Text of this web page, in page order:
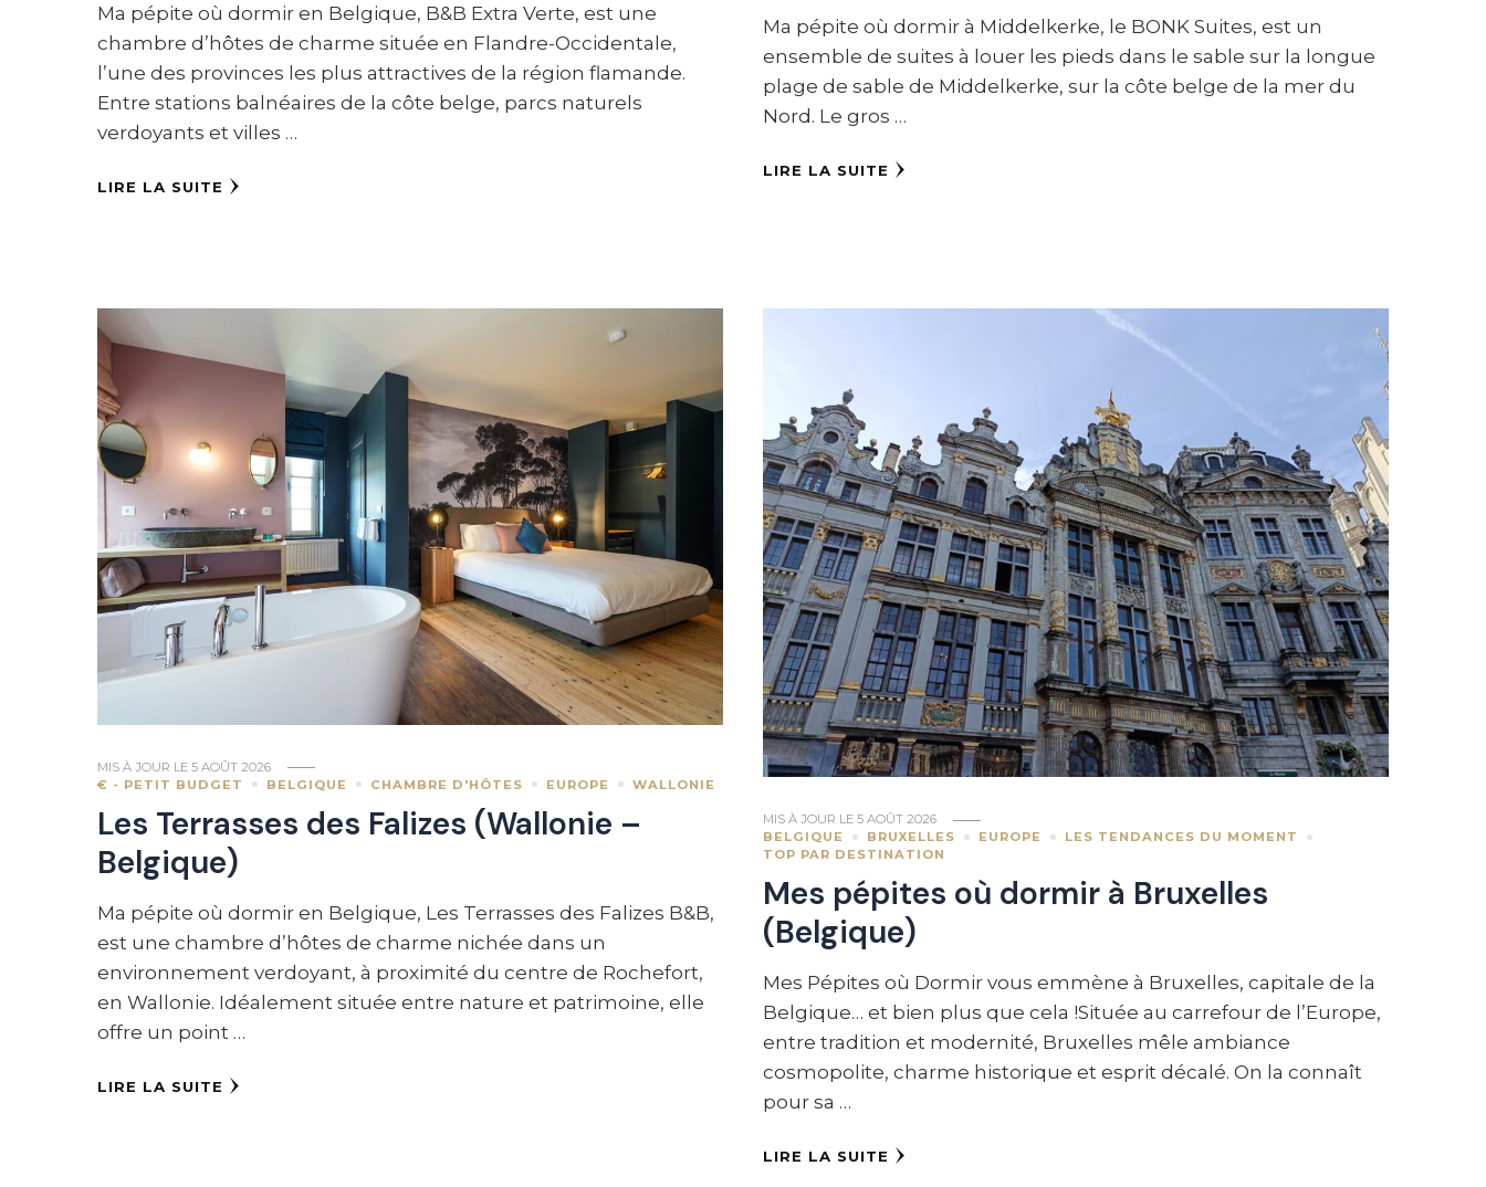
Ma pépite où dormir en Belgique, B&B Extra Verte, est une
chambre d’hôtes de charme située en Flandre-Occidentale,
l’une des provinces les plus attractives de la région flamande.
Entre stations balnéaires de la côte belge, parcs naturels
verdoyants et villes …
LIRE LA SUITE
Ma pépite où dormir à Middelkerke, le BONK Suites, est un
ensemble de suites à louer les pieds dans le sable sur la longue
plage de sable de Middelkerke, sur la côte belge de la mer du
Nord. Le gros …
LIRE LA SUITE
MIS À JOUR LE 5 AOÛT 2026
€ - PETIT BUDGET
BELGIQUE CHAMBRE D'HÔTES EUROPE WALLONIE
Les Terrasses des Falizes (Wallonie –
Belgique)
Ma pépite où dormir en Belgique, Les Terrasses des Falizes B&B,
est une chambre d’hôtes de charme nichée dans un
environnement verdoyant, à proximité du centre de Rochefort,
en Wallonie. Idéalement située entre nature et patrimoine, elle
offre un point …
LIRE LA SUITE
MIS À JOUR LE5 AOÛT 2026
BELGIQUE
BRUXELLES EUROPE
LES TENDANCES DU MOMENT
TOP PAR DESTINATION
Mes pépites où dormir à Bruxelles
(Belgique)
Mes Pépites où Dormir vous emmène à Bruxelles, capitale de la
Belgique… et bien plus que cela !Située au carrefour de l’Europe,
entre tradition et modernité, Bruxelles mêle ambiance
cosmopolite, charme historique et esprit décalé. On la connaît
pour sa …
LIRE LA SUITE